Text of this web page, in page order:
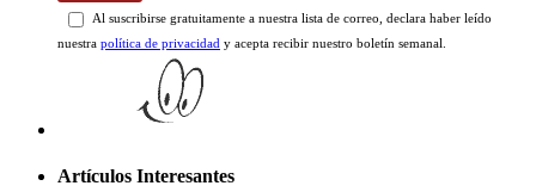
Al suscribirse gratuitamente a nuestra lista de correo, declara haber leído
nuestra política de privacidad y acepta recibir nuestro boletín semanal.
Artículos Interesantes